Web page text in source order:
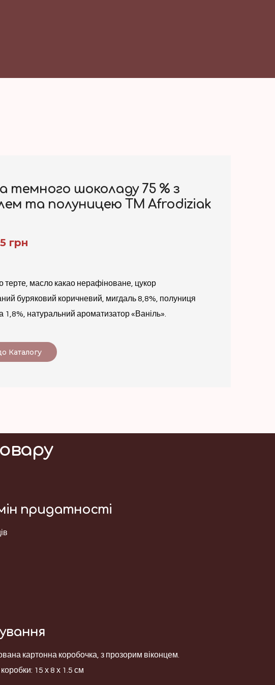
темного шоколаду 75 % з
та полуницею ТМ Afrodiziak
грн
терте, масло какао нерафіноване, цукор
буряковий коричневий, мигдаль 8,8%, полуниця
1,8%, натуральний ароматизатор «Ваніль».
Каталогу
придатності
картонна коробочка, з прозорим віконцем.
15 х 8 х 1.5 см